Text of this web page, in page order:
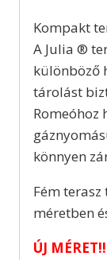
Kompakt
A Julia ®
különböző
tárolást
Romeóhoz
könnyen
Fém
méretben
ÚJ MÉRET!!